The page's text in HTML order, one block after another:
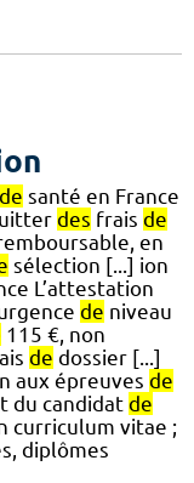
de santé en France
des frais de
en
sélection [...] ion
L’attestation
de niveau
115 €, non
de dossier [...]
aux épreuves de
du candidat de
curriculum vitae ;
diplômes